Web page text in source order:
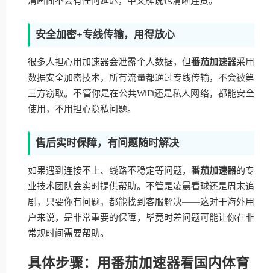
安全加密+专线传输，用得放心
很多人担心用加速器会泄露个人数据，但番茄加速器采用
数据安全加密技术，所有流量都通过专线传输，不会被第
三方窃取。不管你是在公共WiFi还是私人网络，都能安全
使用，不用担心隐私问题。
售后实时保障，有问题随时解决
如果遇到连接不上、线路不稳定等问题， 番茄加速器的专
业技术团队会实时提供帮助。不管是凌晨看球还是周末追
剧，只要你有问题，都能找到客服解决——这对于海外用
户来说，是非常重要的保障，毕竟时差问题可能让你在非
常规时间需要帮助。
具体步骤：用番茄加速器看国内体育